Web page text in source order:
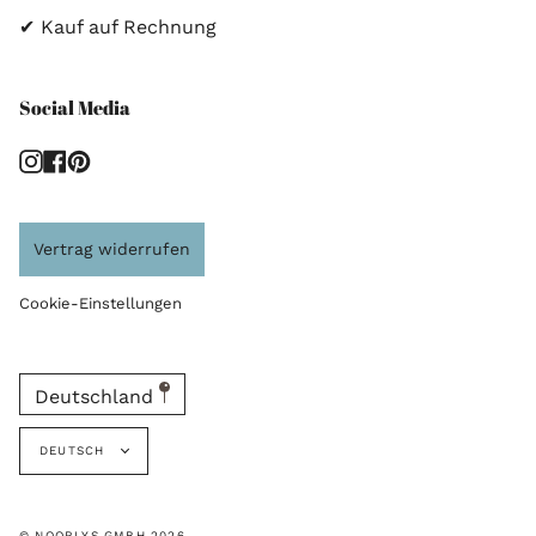
✔ Kauf auf Rechnung
Social Media
Instagram
Facebook
Pinterest
Vertrag widerrufen
Cookie-Einstellungen
Deutschland
Sprache
DEUTSCH